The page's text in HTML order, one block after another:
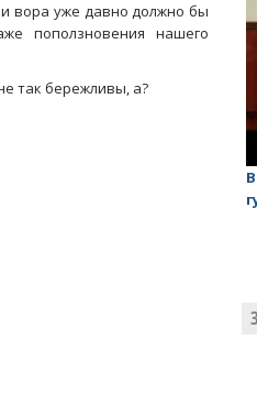
вора уже давно должно бы
поползновения нашего
так бережливы, а?